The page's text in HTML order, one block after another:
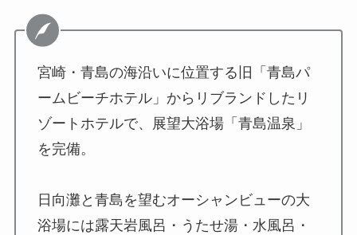
宮崎・青島の海沿いに位置する旧「青島パ
ームビーチホテル」からリブランドしたリ
ゾートホテルで、展望大浴場「青島温泉」
を完備。
日向灘と青島を望むオーシャンビューの大
浴場には露天岩風呂・うたせ湯・水風呂・